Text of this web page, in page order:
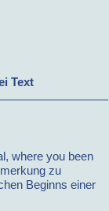
Text
where you been
zu
Beginns einer